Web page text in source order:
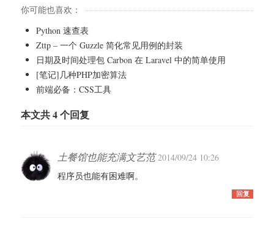
你可能也喜欢：
Python 速查表
Zttp – 一个 Guzzle 简化常见用例的封装
日期及时间处理包 Carbon 在 Laravel 中的简单使用
[笔记]几种PHP加密算法
前端必备：CSS工具
本文共 4 个回复
土餐馆也能充满文艺范2014/09/24 10:26
程序员也能有困难啊。
回复